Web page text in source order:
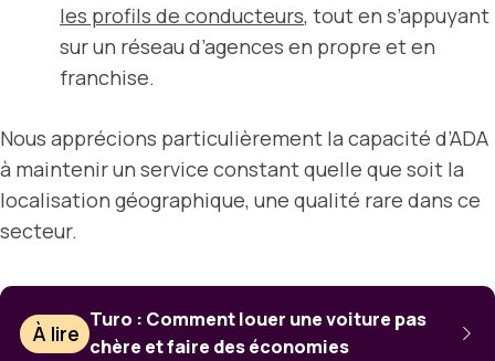
les profils de conducteurs, tout en s’appuyant
sur un réseau d’agences en propre et en
franchise.
Nous apprécions particulièrement la capacité d’ADA
à maintenir un service constant quelle que soit la
localisation géographique, une qualité rare dans ce
secteur.
À lire
Turo : Comment louer une voiture pas
chère et faire des économies